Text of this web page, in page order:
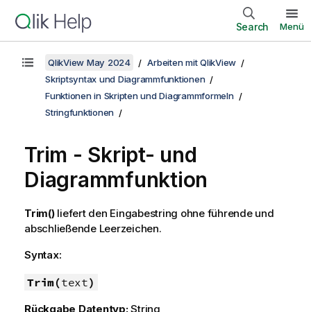
Search Menü
QlikView May 2024
Arbeiten mit QlikView
Skriptsyntax und Diagrammfunktionen
Funktionen in Skripten und Diagrammformeln
Stringfunktionen
Trim - Skript- und
Diagrammfunktion
Trim()liefert den Eingabestring ohne führende und
abschließende Leerzeichen.
Syntax:
Trim(text)
Rückgabe Datentyp:String